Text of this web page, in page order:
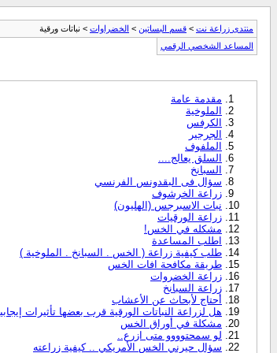
منتدى زراعة نت > قسم البساتين > الخضراوات > نباتات ورقية
المساعد الشخصي الرقمي
مقدمة عامة
الملوخية
الكرفس
الجرجير
الملفوف
السلق يعالج....
السبانخ
سؤال فى البقدونس الفرنسي
زراعة الخرشوف
نبات الاسبرجس (الهليون)
زراعة الورقيات
مشكله في الخس!
اطلب المساعدة
طلب كيفية زراعة ( الخس . السبانخ . الملوخية )
طريقة مكافحة افات الخس
زراعة الخضروات
زراعة السبانخ
أحتاج لأبحاث عن الأعشاب
هل لزراعة النباتات الورقية قرب بعضها تأثيرات
مشكلة في أوراق الخس
لو سمحتوووو متى ازرع..
سؤال حيرني الخس الأمريكي .. كيفية زراعته